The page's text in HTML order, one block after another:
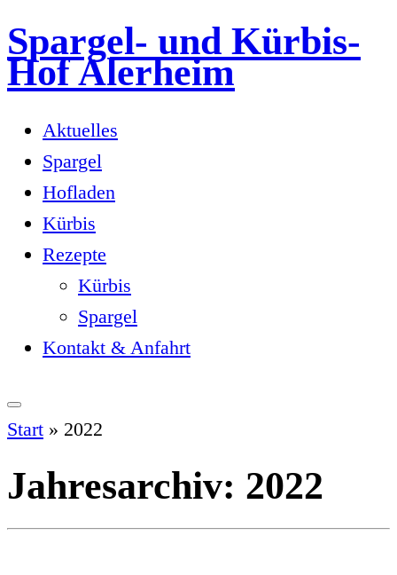
Zum
Inhalt
Spargel- und Kürbis-
Hof Alerheim
Aktuelles
Spargel
Hofladen
Kürbis
Rezepte
Kürbis
Spargel
Kontakt & Anfahrt
Start » 2022
Jahresarchiv: 2022